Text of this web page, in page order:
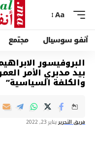
Aa
أنفو سوسيال مجتمع
البروفيسور
بيد مدبري الأمر
والكلفة السياسية”
فريق التحريريناير 23, 2022